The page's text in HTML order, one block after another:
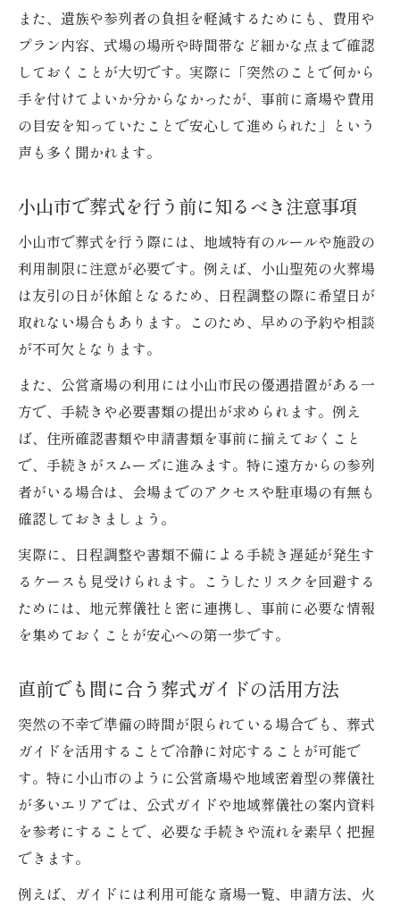
また、遺族や参列者の負担を軽減するためにも、費用や
プラン内容、式場の場所や時間帯など細かな点まで確認
しておくことが大切です。実際に「突然のことで何から
手を付けてよいか分からなかったが、事前に斎場や費用
の目安を知っていたことで安心して進められた」という
声も多く聞かれます。
小山市で葬式を行う前に知るべき注意事項
小山市で葬式を行う際には、地域特有のルールや施設の
利用制限に注意が必要です。例えば、小山聖苑の火葬場
は友引の日が休館となるため、日程調整の際に希望日が
取れない場合もあります。このため、早めの予約や相談
が不可欠となります。
また、公営斎場の利用には小山市民の優遇措置がある一
方で、手続きや必要書類の提出が求められます。例え
ば、住所確認書類や申請書類を事前に揃えておくこと
で、手続きがスムーズに進みます。特に遠方からの参列
者がいる場合は、会場までのアクセスや駐車場の有無も
確認しておきましょう。
実際に、日程調整や書類不備による手続き遅延が発生す
るケースも見受けられます。こうしたリスクを回避する
ためには、地元葬儀社と密に連携し、事前に必要な情報
を集めておくことが安心への第一歩です。
直前でも間に合う葬式ガイドの活用方法
突然の不幸で準備の時間が限られている場合でも、葬式
ガイドを活用することで冷静に対応することが可能で
す。特に小山市のように公営斎場や地域密着型の葬儀社
が多いエリアでは、公式ガイドや地域葬儀社の案内資料
を参考にすることで、必要な手続きや流れを素早く把握
できます。
例えば、ガイドには利用可能な斎場一覧、申請方法、火